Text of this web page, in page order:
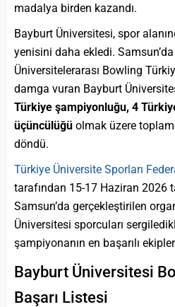
madalya birden kazandı.
Bayburt Üniversitesi, spor
yenisini daha ekledi.
Üniversitelerarası Bowling
damga vuran Bayburt
Türkiye şampiyonluğu, 4
üçüncülüğü olmak üzere
döndü.
Türkiye Üniversite Sporları
tarafından 15-17 Haziran 2026
Samsun’da gerçekleştirilen
Üniversitesi sporcuları
şampiyonanın en başarılı
Bayburt Üniversitesi
Başarı Listesi